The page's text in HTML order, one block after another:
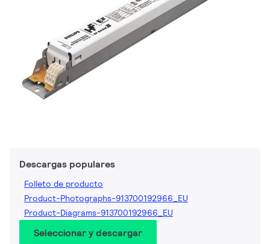
Descargas populares
Folleto de producto
Product-Photographs-913700192966_EU
Product-Diagrams-913700192966_EU
Seleccionar y descargar